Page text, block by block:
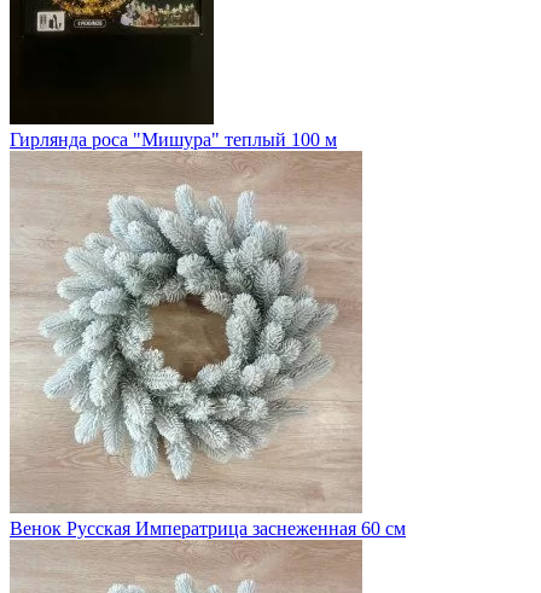
Гирлянда роса "Мишура" теплый 100 м
Венок Русская Императрица заснеженная 60 см